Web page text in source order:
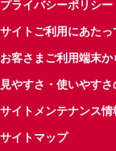
プライバシーポリシー
サイトご利用にあたっ
お客さまご利用端末
見やすさ・使いやすさ
サイトメンテナンス情
サイトマップ